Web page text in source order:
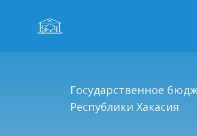
Государственное
Республики Хакасия